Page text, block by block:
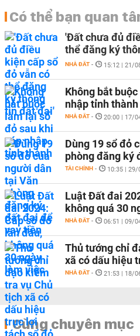
Có thể bạn quan
'Đất chưa đủ
thể đăng ký
NHÀ ĐẤT - 15:12 | 21/
Không bắt
nhập tỉnh thành
NHÀ ĐẤT - 20:00 | 17/
Dùng 19 sổ đỏ
phòng đăng ký
TÀI CHÍNH - 10:35 |
Luật Đất đai
không quá 30
NHÀ ĐẤT - 06:51 | 09/
Thủ tướng chỉ
xã có dấu hiệu
NHÀ ĐẤT - 21:53 | 18/
Cùng chuyên mục